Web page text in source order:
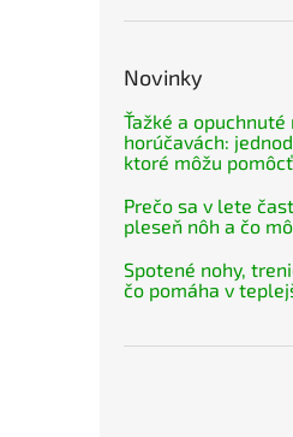
Novinky
Ťažké a opuchnuté
horúčavách:
ktoré môžu pomôcť
Prečo sa v lete
pleseň nôh a čo
Spotené nohy,
čo pomáha v